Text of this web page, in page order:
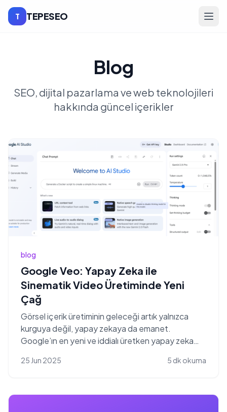
T TEPESEO
Blog
SEO, dijital pazarlama ve web teknolojileri
hakkında güncel içerikler
blog
Google Veo: Yapay Zeka ile
Sinematik Video Üretiminde Yeni
Çağ
Görsel içerik üretiminin geleceği artık yalnızca
kurguya değil, yapay zekaya da emanet.
Google’ın en yeni ve iddialı üretken yapay zeka
25 Jun 2025 5 dk okuma